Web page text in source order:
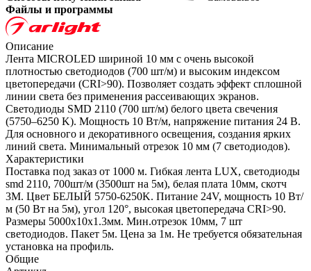
Файлы и программы
Описание
Лента MICROLED шириной 10 мм с очень высокой
плотностью светодиодов (700 шт/м) и высоким индексом
цветопередачи (CRI>90). Позволяет создать эффект сплошной
линии света без применения рассеивающих экранов.
Светодиоды SMD 2110 (700 шт/м) белого цвета свечения
(5750–6250 K). Мощность 10 Вт/м, напряжение питания 24 В.
Для основного и декоративного освещения, создания ярких
линий света. Минимальный отрезок 10 мм (7 светодиодов).
Характеристики
Поставка под заказ от 1000 м. Гибкая лента LUX, светодиоды
smd 2110, 700шт/м (3500шт на 5м), белая плата 10мм, скотч
3М. Цвет БЕЛЫЙ 5750-6250K. Питание 24V, мощность 10 Вт/
м (50 Вт на 5м), угол 120°, высокая цветопередача CRI>90.
Размеры 5000х10x1.3мм. Мин.отрезок 10мм, 7 шт
светодиодов. Пакет 5м. Цена за 1м. Не требуется обязательная
установка на профиль.
Общие